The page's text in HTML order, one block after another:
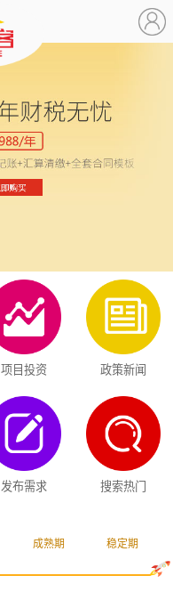
项目投资 政策新闻
发布需求 搜索热门
成熟期 稳定期